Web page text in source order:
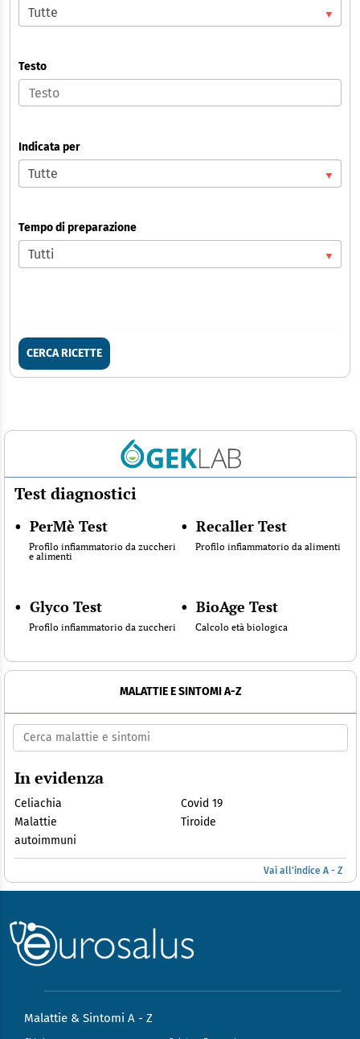
Testo
Indicata per
Tempo di preparazione
CERCA RICETTE
Test diagnostici
• PerMè Test
Profilo infiammatorio da zuccheri
e alimenti
• Recaller Test
Profilo infiammatorio da alimenti
• Glyco Test
Profilo infiammatorio da zuccheri
• BioAge Test
Calcolo età biologica
MALATTIE E SINTOMI A-Z
In evidenza
Celiachia
Covid 19
Malattie
autoimmuni
Tiroide
Vai all'indice A - Z
Malattie & Sintomi A - Z